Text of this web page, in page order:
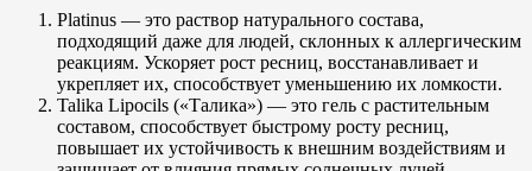
Platinus — это раствор натурального состава,
подходящий даже для людей, склонных к аллергическим
реакциям. Ускоряет рост ресниц, восстанавливает и
укрепляет их, способствует уменьшению их ломкости.
Talika Lipocils («Талика») — это гель с растительным
составом, способствует быстрому росту ресниц,
повышает их устойчивость к внешним воздействиям и